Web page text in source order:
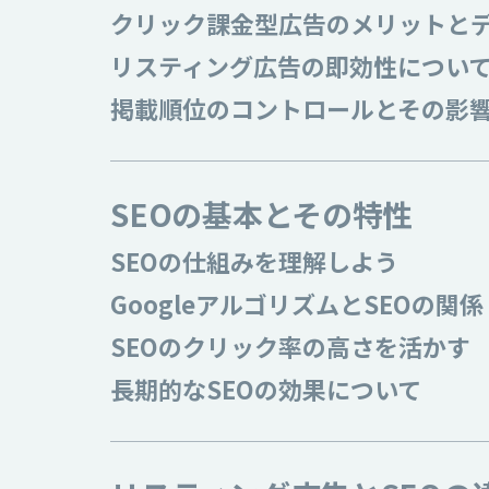
クリック課金型広告のメリットと
リスティング広告の即効性について
掲載順位のコントロールとその影
SEOの基本とその特性
SEOの仕組みを理解しよう
GoogleアルゴリズムとSEOの関係
SEOのクリック率の高さを活かす
長期的なSEOの効果について